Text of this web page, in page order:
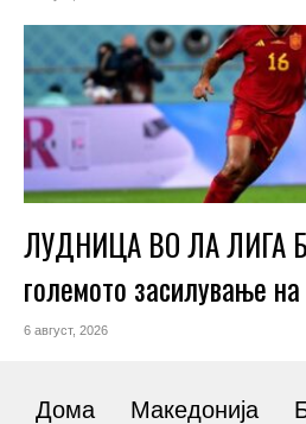
ЛУДНИЦА ВО ЛА ЛИГА
големото засилување
6 август, 2026
Дома Македонија